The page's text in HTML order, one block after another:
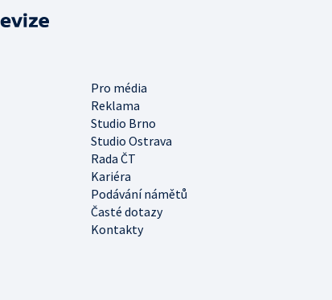
Pro média
Reklama
Studio Brno
Studio Ostrava
Rada ČT
Kariéra
Podávání námětů
Časté dotazy
Kontakty